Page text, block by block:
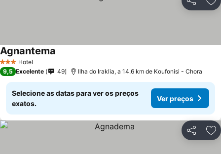
Partilhar
3 EstrelasHotel
Agnantema
9,5 Excelente 49 Ilha do Iraklia, a 14.6 km de Koufonisi - Chora
Selecione as datas para ver os preços
exatos.
Ver preços
Partilhar